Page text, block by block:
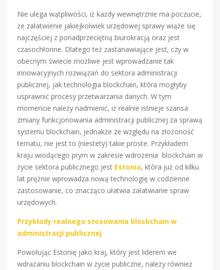
Nie ulega wątpliwości, iż każdy wewnętrznie ma poczucie,
że załatwienie jakiejkolwiek urzędowej sprawy wiąże się
najczęściej z ponadprzeciętną biurokracją oraz jest
czasochłonne. Dlatego też zastanawiające jest, czy w
obecnym świecie możliwe jest wprowadzanie tak
innowacyjnych rozwiązań do sektora administracji
publicznej, jak technologia blockchain, która mogłyby
usprawnić procesy przetwarzania danych. W tym
momencie należy nadmienić, iż realnie istnieje szansa
zmiany funkcjonowania administracji publicznej za sprawą
systemu blockchain, jednakże ze względu na złożoność
tematu, nie jest to (niestety) takie proste. Przykładem
kraju wiodącego prym w zakresie wdrożenia blockchain w
życie sektora publicznego jest Estonia, która już od kilku
lat prężnie wprowadza nową technologię w codzienne
zastosowanie, co znacząco ułatwia załatwianie spraw
urzędowych.
Przykłady realnego stosowania blockchain w
administracji publicznej
Powołując Estonię jako kraj, który jest liderem we
wdrażaniu blockchain w życie publiczne, należy również